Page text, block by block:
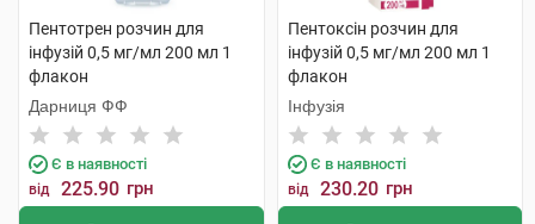
Пентотрен розчин для
інфузій 0,5 мг/мл 200 мл 1
флакон
Дарниця ФФ
Є в наявності
від 225.90 грн
Пентоксін розчин для
інфузій 0,5 мг/мл 200 мл 1
флакон
Інфузія
Є в наявності
від 230.20 грн